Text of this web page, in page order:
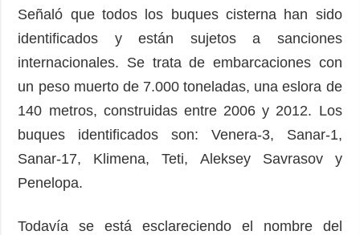
Señaló que todos los buques cisterna han sido
identificados y están sujetos a sanciones
internacionales. Se trata de embarcaciones con
un peso muerto de 7.000 toneladas, una eslora de
140 metros, construidas entre 2006 y 2012. Los
buques identificados son: Venera-3, Sanar-1,
Sanar-17, Klimena, Teti, Aleksey Savrasov y
Penelopa.
Todavía se está esclareciendo el nombre del